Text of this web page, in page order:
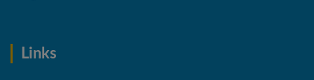
Links